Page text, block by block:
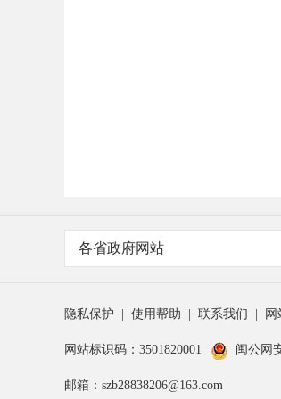
各省政府网站
隐私保护 使用帮助 联系我们 网
网站标识码：3501820001 闽公网
邮箱：szb28838206@163.com